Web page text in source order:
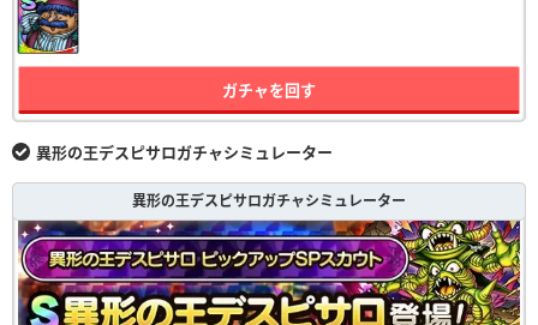
ガチャを回す
異形の王デスピサロガチャシミュレーター
異形の王デスピサロガチャシミュレーター